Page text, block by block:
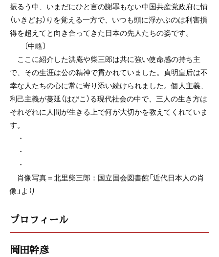
振るう中、いまだにひと言の謝罪もない中国共産党政府に憤
（いきどお）りを覚える一方で、いつも頭に浮かぶのは利害損
得を超えてと向き合ってきた日本の先人たちの姿です。
〔中略〕
ここに紹介した洪庵や柴三郎は共に強い使命感の持ち主
で、その生涯は公の精神で貫かれていました。貞明皇后は不
幸な人たちの心に常に寄り添い続けられました。個人主義、
利己主義が蔓延（はびこ）る現代社会の中で、三人の生き方は
それぞれに人間が生きる上で何が大切かを教えてくれていま
す。
・
・
・
肖像写真＝北里柴三郎：国立国会図書館「近代日本人の肖
像」より
プロフィール
岡田幹彦